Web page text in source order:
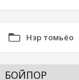
Нэр томьёо
БОЙПОР